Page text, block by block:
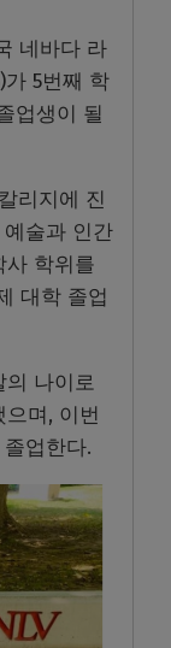
네바다 라
가 5번째 학
업생이 될
리지에 진
술과 인간
사 학위를
대학 졸업
의 나이로
며, 이번
업한다.